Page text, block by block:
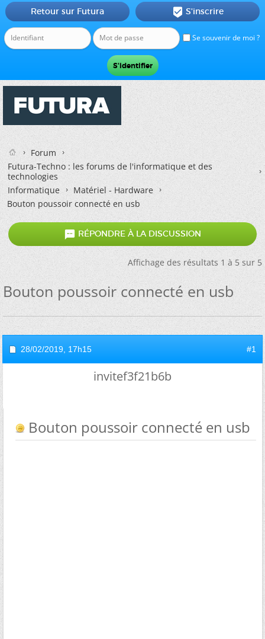
Se souvenir de moi ?
Retour sur Futura  S'inscrire
Forum
Futura-Techno : les forums de l'informatique et des
technologies
Informatique
Matériel - Hardware
Bouton poussoir connecté en usb
 RÉPONDRE À LA DISCUSSION
Affichage des résultats 1 à 5 sur 5
Bouton poussoir connecté en usb
28/02/2019, 17h15 #1
invitef3f21b6b
Bouton poussoir connecté en usb